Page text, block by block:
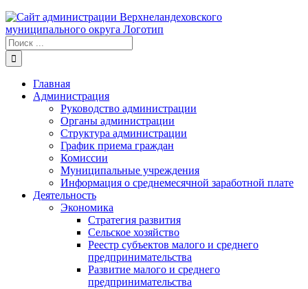
Результат
поиска:
Главная
Администрация
Руководство администрации
Органы администрации
Структура администрации
График приема граждан
Комиссии
Муниципальные учреждения
Информация о среднемесячной заработной плате
Деятельность
Экономика
Стратегия развития
Сельское хозяйство
Реестр субъектов малого и среднего
предпринимательства
Развитие малого и среднего
предпринимательства